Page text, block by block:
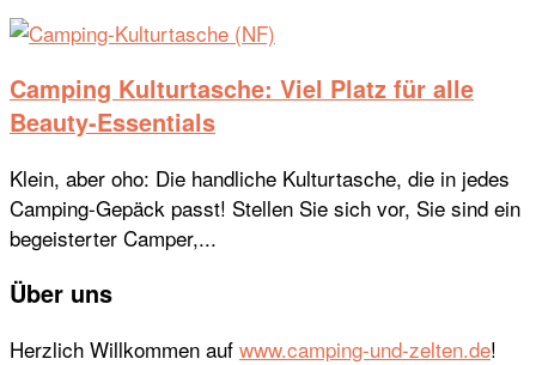
Camping Kulturtasche: Viel Platz für alle
Beauty-Essentials
Klein, aber oho: Die handliche Kulturtasche, die in jedes
Camping-Gepäck passt! Stellen Sie sich vor, Sie sind ein
begeisterter Camper,...
Über uns
Herzlich Willkommen auf www.camping-und-zelten.de!